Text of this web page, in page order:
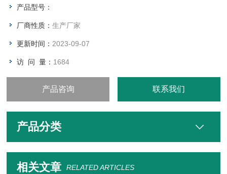
残留分析，抗生素分析，临床药物分析等方面。
产品型号：
厂商性质：生产厂家
更新时间： 2023-09-07
访 问 量： 1684
产品咨询 联系我们
产品分类
相关文章 RELATED ARTICLES